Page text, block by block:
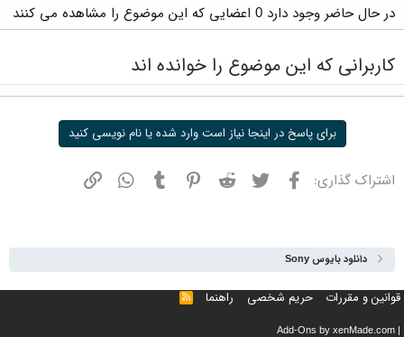
در حال حاضر وجود دارد 0 اعضایی که این موضوع را مشاهده می کنند
کاربرانی که این موضوع را خوانده اند
برای پاسخ در اینجا نیاز است وارد شده یا نام نویسی کنید
اشتراک گذاری: فیسبوک توییتر ردیت پینترستتامبلر واتسپ
دانلود بایوس Sony
قوانین و مقررات حریم شخصی راهنما خوراک
|
Add-Ons by xenMade.com